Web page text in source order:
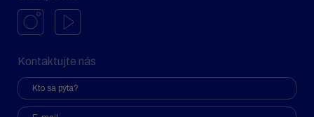
Kontaktujte nás